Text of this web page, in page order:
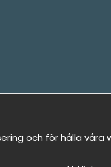
och för hålla